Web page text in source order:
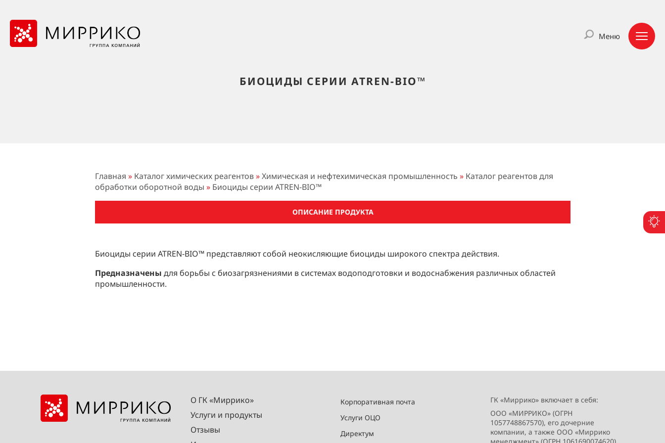
Меню
БИОЦИДЫ СЕРИИ ATREN-BIO™
Главная » Каталог химических реагентов»Химическая и нефтехимическая промышленность » Каталог реагентов для
обработки оборотной воды » Биоциды серии ATREN-BIO™
ОПИСАНИЕ ПРОДУКТА
Биоциды серии ATREN-BIO™ представляют собой неокисляющие биоциды широкого спектра действия.
Предназначены для борьбы с биозагрязнениями в системах водоподготовки и водоснабжения различных областей
промышленности.
О ГК «Миррико»
Услуги и продукты
Отзывы
Корпоративная почта
Услуги ОЦО
Директум
ГК «Миррико» включает в себя:
ООО «МИРРИКО» (ОГРН
1057748867570), его дочерние
компании, а также ООО «Миррико